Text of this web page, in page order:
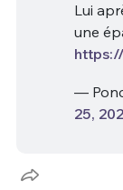
Lui
une
—
25,